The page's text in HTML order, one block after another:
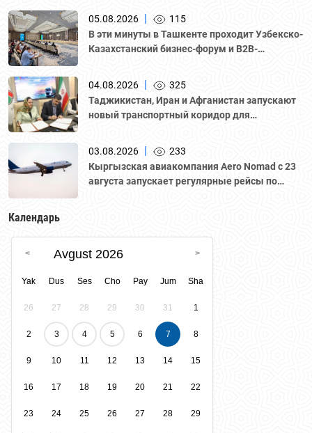
05.08.2026 |
115
В эти минуты в Ташкенте проходит Узбекско-
Казахстанский бизнес-форум и B2B-
Национальной палатой предпринимателей
Казахстана "Атамекен."
04.08.2026 |
325
Таджикистан, Иран и Афганистан запускают
новый транспортный коридор для
03.08.2026 |
233
Кыргызская авиакомпания Aero Nomad с 23
августа запускает регулярные рейсы по
Календарь
Avgust 2026
Yak Dus Ses Cho Pay Jum Sha
26 27 28 29 30 31 1
2 3 4 5 6 7 8
9 10 11 12 13 14 15
16 17 18 19 20 21 22
23 24 25 26 27 28 29